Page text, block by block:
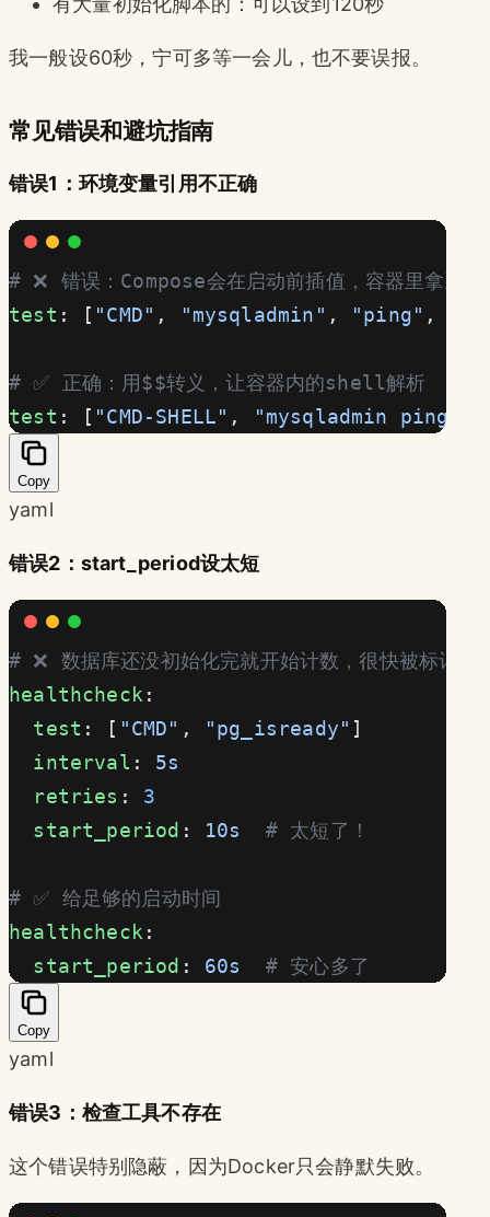
我一般设60秒，宁可多等一会儿，也不要误报。
常见错误和避坑指南
错误1：环境变量引用不正确
# ❌ 错误：Compose会在启动前插值，容器里拿到的
test : [ "CMD" , "mysqladmin" , "ping" ,
# ✅ 正确：用$$转义，让容器内的shell解析
test : [ "CMD-SHELL" , "mysqladmin ping -
Copy
yaml
错误2：start_period设太短
# ❌ 数据库还没初始化完就开始计数，很快被标记
healthcheck:
  test
: [ "CMD" , "pg_isready" ]
  interval
: 5s
  retries
: 3
  start_period
: 10s
  # 太短了！
# ✅ 给足够的启动时间
healthcheck:
  start_period
: 60s
  # 安心多了
Copy
yaml
错误3：检查工具不存在
这个错误特别隐蔽，因为Docker只会静默失败。